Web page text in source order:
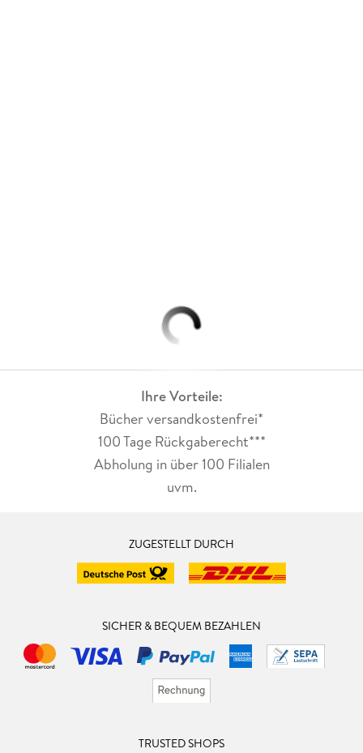
Ihre Vorteile:
Bücher versandkostenfrei*
100 Tage Rückgaberecht***
Abholung in über 100 Filialen
uvm.
ZUGESTELLT DURCH
SICHER & BEQUEM BEZAHLEN
TRUSTED SHOPS